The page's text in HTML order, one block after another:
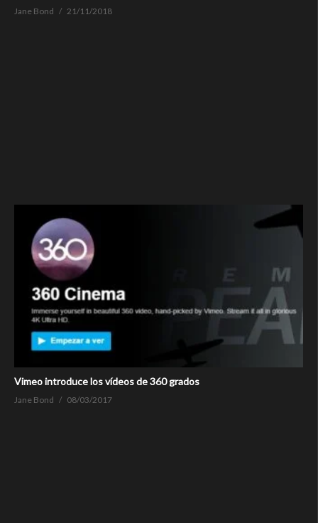
Jane Bond 21/11/2018
Vimeo introduce los vídeos de 360 grados
Jane Bond 08/03/2017